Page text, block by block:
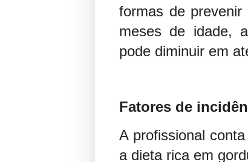
formas de
meses de idade,
pode diminuir em
Fatores de
A profissional
a dieta rica em